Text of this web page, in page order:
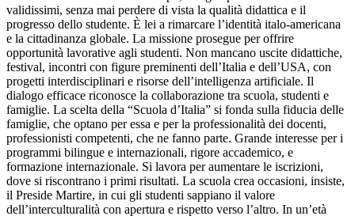
validissimi, senza mai perdere di vista la qualità didattica e il
progresso dello studente. È lei a rimarcare l’identità italo-americana
e la cittadinanza globale. La missione prosegue per offrire
opportunità lavorative agli studenti. Non mancano uscite didattiche,
festival, incontri con figure preminenti dell’Italia e dell’USA, con
progetti interdisciplinari e risorse dell’intelligenza artificiale. Il
dialogo efficace riconosce la collaborazione tra scuola, studenti e
famiglie. La scelta della “Scuola d’Italia” si fonda sulla fiducia delle
famiglie, che optano per essa e per la professionalità dei docenti,
professionisti competenti, che ne fanno parte. Grande interesse per i
programmi bilingue e internazionali, rigore accademico, e
formazione internazionale. Si lavora per aumentare le iscrizioni,
dove si riscontrano i primi risultati. La scuola crea occasioni, insiste,
il Preside Martire, in cui gli studenti sappiano il valore
dell’interculturalità con apertura e rispetto verso l’altro. In un’età